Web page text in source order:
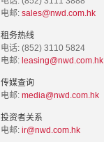
电邮: sales@nwd.com.hk
租务热线
电话: (852) 3110 5824
电邮: leasing@nwd.com.hk
传媒查询
电邮: media@nwd.com.hk
投资者关系
电邮: ir@nwd.com.hk